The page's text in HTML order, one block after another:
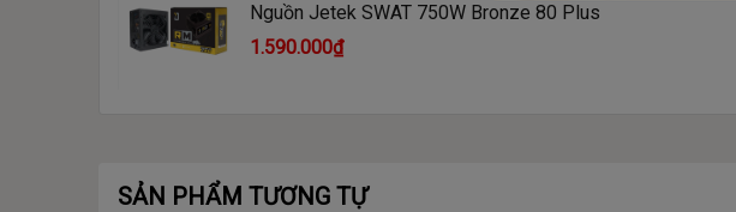
Nguồn Jetek SWAT 750W Bronze 80 Plus
1.590.000₫
SẢN PHẨM TƯƠNG TỰ